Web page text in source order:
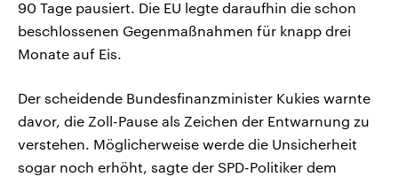
90 Tage pausiert. Die EU legte daraufhin die schon
beschlossenen Gegenmaßnahmen für knapp drei
Monate auf Eis.
Der scheidende Bundesfinanzminister Kukies warnte
davor, die Zoll-Pause als Zeichen der Entwarnung zu
verstehen. Möglicherweise werde die Unsicherheit
sogar noch erhöht, sagte der SPD-Politiker dem